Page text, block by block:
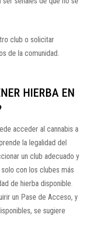
club o solicitar
de la comunidad.
HIERBA EN
acceder al cannabis a
la legalidad del
un club adecuado y
con los clubes más
de hierba disponible.
un Pase de Acceso, y
se sugiere